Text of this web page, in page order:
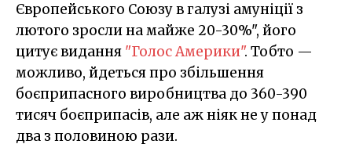
Європейського Союзу в галузі амуніції з
лютого зросли на майже 20-30%", його
цитує видання "Голос Америки". Тобто —
можливо, йдеться про збільшення
боєприпасного виробництва до 360-390
тисяч боєприпасів, але аж ніяк не у понад
два з половиною рази.